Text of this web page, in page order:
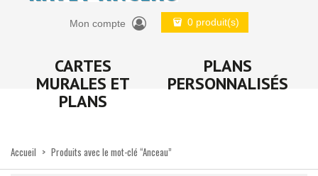
Mon compte 0 produit(s)
CARTES
MURALES ET
PLANS
PLANS
PERSONNALISÉS
Accueil > Produits avec le mot-clé “Anceau”